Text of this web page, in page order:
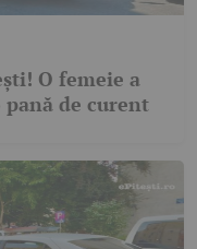
O femeie a
de curent